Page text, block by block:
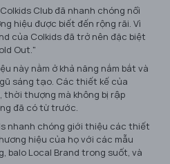
Club đã nhanh chóng nổi
hiệu được biết đến rộng rãi. Vì
của Colkids đã trở nên đặc biệt
Out."
này nằm ở khả năng nắm bắt và
sáng tạo. Các thiết kế của
thời thượng mà không bị rập
đã có từ trước.
nhanh chóng giới thiệu các thiết
hiệu của họ với các mẫu
balo Local Brand trong suốt, và